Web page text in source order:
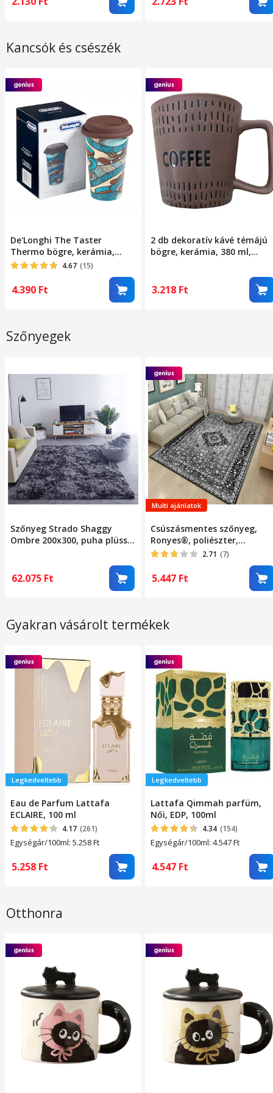
Kancsók és csészék
De'Longhi The Taster
Thermo bögre, kerámia,
duplafalú, 300 ml
4.67 (15)
4.390 Ft
2 db dekoratív kávé témájú
bögre, kerámia, 380 ml,
3.218 Ft
Szőnyegek
Szőnyeg Strado Shaggy
Ombre 200x300, puha plüss,
62.075 Ft
Multi ajánlatok
Csúszásmentes szőnyeg,
Ronyes®, poliészter,
mosható, 120x160 cm,
2.71 (7)
5.447 Ft
Gyakran vásárolt termékek
Legkedveltebb
Eau de Parfum Lattafa
ECLAIRE, 100 ml
4.17 (261)
Egységár/100ml: 5.258Ft
5.258 Ft
Legkedveltebb
Lattafa Qimmah parfüm,
Női, EDP, 100ml
4.34 (154)
Egységár/100ml: 4.547Ft
4.547 Ft
Otthonra